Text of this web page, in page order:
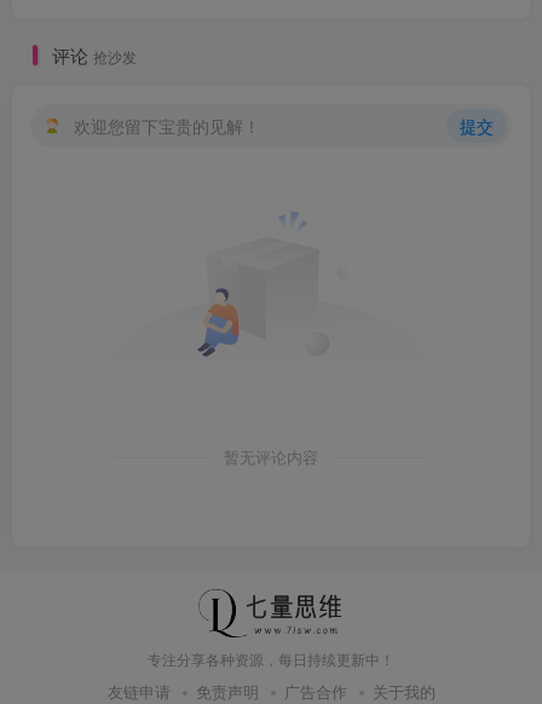
评论 抢沙发
欢迎您留下宝贵的见解！ 提交
暂无评论内容
专注分享各种资源，每日持续更新中！
友链申请 免责声明 广告合作 关于我的